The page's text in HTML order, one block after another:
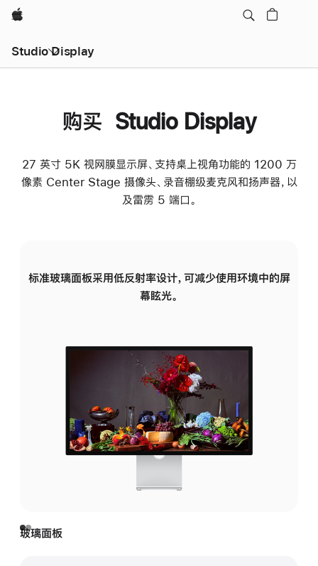
Apple
Studio Display
购买 Studio Display
27 英寸 5K 视网膜显示屏、支持桌上视角功能的 1200 万
像素 Center Stage 摄像头、录音棚级麦克风和扬声器，以
及雷雳 5 端口。
标准玻璃面板采用低反射率设计，可减少使用环境中的屏
幕眩光。
玻璃面板